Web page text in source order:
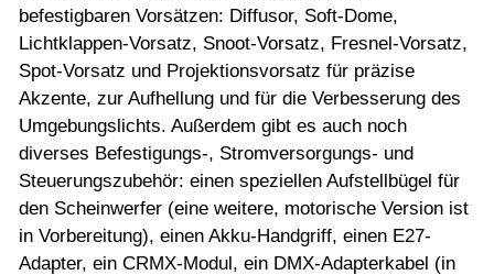
befestigbaren Vorsätzen: Diffusor, Soft-Dome,
Lichtklappen-Vorsatz, Snoot-Vorsatz, Fresnel-Vorsatz,
Spot-Vorsatz und Projektionsvorsatz für präzise
Akzente, zur Aufhellung und für die Verbesserung des
Umgebungslichts. Außerdem gibt es auch noch
diverses Befestigungs-, Stromversorgungs- und
Steuerungszubehör: einen speziellen Aufstellbügel für
den Scheinwerfer (eine weitere, motorische Version ist
in Vorbereitung), einen Akku-Handgriff, einen E27-
Adapter, ein CRMX-Modul, ein DMX-Adapterkabel (in